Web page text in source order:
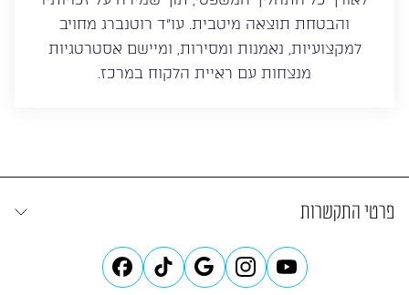
והבטחת תוצאה מיטבית. עו”ד רוטנברג מחויב
למקצועיות, נאמנות ומסירות, ומיישם אסטרטגיות
מנצחות עם ראיית הלקוח במרכז.
פרטי התקשרות